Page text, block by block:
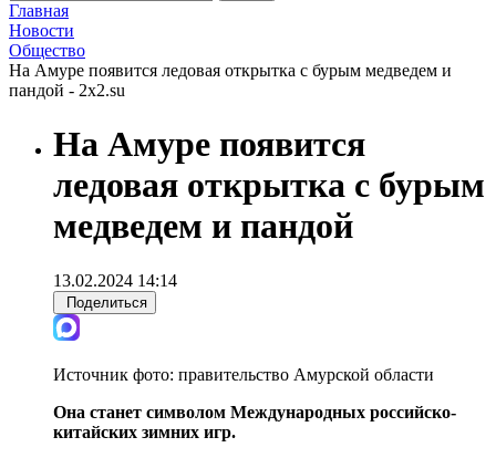
Главная
Новости
Общество
На Амуре появится ледовая открытка с бурым медведем и
пандой - 2x2.su
На Амуре появится
ледовая открытка с бурым
медведем и пандой
13.02.2024 14:14
Поделиться
Источник фото: правительство Амурской области
Она станет символом Международных российско-
китайских зимних игр.